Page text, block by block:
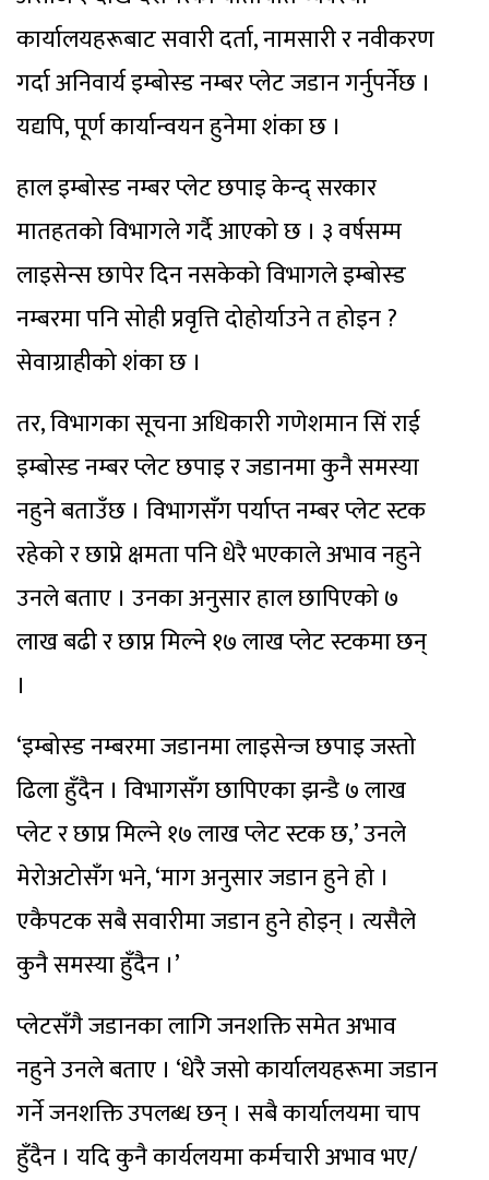
कार्यालयहरूबाट सवारी दर्ता, नामसारी र नवीकरण
गर्दा अनिवार्य इम्बोस्ड नम्बर प्लेट जडान गर्नुपर्नेछ ।
यद्यपि, पूर्ण कार्यान्वयन हुनेमा शंका छ ।
हाल इम्बोस्ड नम्बर प्लेट छपाइ केन्द् सरकार
मातहतको विभागले गर्दै आएको छ । ३ वर्षसम्म
लाइसेन्स छापेर दिन नसकेको विभागले इम्बोस्ड
नम्बरमा पनि सोही प्रवृत्ति दोहोर्याउने त होइन ?
सेवाग्राहीको शंका छ ।
तर, विभागका सूचना अधिकारी गणेशमान सिं राई
इम्बोस्ड नम्बर प्लेट छपाइ र जडानमा कुनै समस्या
नहुने बताउँछ । विभागसँग पर्याप्त नम्बर प्लेट स्टक
रहेको र छाप्ने क्षमता पनि धेरै भएकाले अभाव नहुने
उनले बताए । उनका अनुसार हाल छापिएको ७
लाख बढी र छाप्न मिल्ने १७ लाख प्लेट स्टकमा छन्
।
‘इम्बोस्ड नम्बरमा जडानमा लाइसेन्ज छपाइ जस्तो
ढिला हुँदैन । विभागसँग छापिएका झन्डै ७ लाख
प्लेट र छाप्न मिल्ने १७ लाख प्लेट स्टक छ,’ उनले
मेरोअटोसँग भने, ‘माग अनुसार जडान हुने हो ।
एकैपटक सबै सवारीमा जडान हुने होइन् । त्यसैले
कुनै समस्या हुँदैन ।’
प्लेटसँगै जडानका लागि जनशक्ति समेत अभाव
नहुने उनले बताए । ‘धेरै जसो कार्यालयहरूमा जडान
गर्ने जनशक्ति उपलब्ध छन् । सबै कार्यालयमा चाप
हुँदैन । यदि कुनै कार्यलयमा कर्मचारी अभाव भए/